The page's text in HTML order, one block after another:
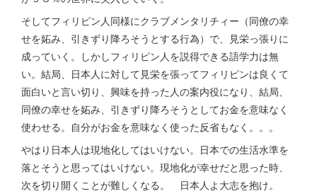
そしてフィリピン人同様にクラブメンタリチィー（同僚の幸
せを妬み、引きずり降ろそうとする行為）で、見栄っ張りに
成っていく。しかしフィリピン人を説得できる語学力は無
い。結局、日本人に対して見栄を張ってフィリピンは良くて
面白いと言い切り、興味を持った人の案内役になり、結局、
同僚の幸せを妬み、引きずり降ろそうとしてお金を意味なく
使わせる。自分がお金を意味なく使った反省もなく。。。
やはり日本人は現地化してはいけない。日本での生活水準を
落とそうと思ってはいけない。現地化が幸せだと思った時、
次を切り開くことが難しくなる。 日本人よ大志を抱け。